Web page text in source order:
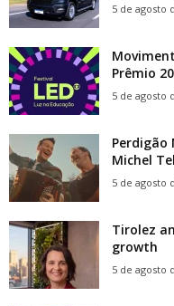
5 de agosto
Prêmio
5 de agosto
Perdigão
Michel
5 de agosto
Tirolez
growth
5 de agosto